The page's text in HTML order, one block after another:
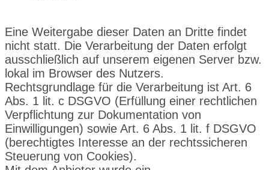
Eine Weitergabe dieser Daten an Dritte findet
nicht statt. Die Verarbeitung der Daten erfolgt
ausschließlich auf unserem eigenen Server bzw.
lokal im Browser des Nutzers.
Rechtsgrundlage für die Verarbeitung ist Art. 6
Abs. 1 lit. c DSGVO (Erfüllung einer rechtlichen
Verpflichtung zur Dokumentation von
Einwilligungen) sowie Art. 6 Abs. 1 lit. f DSGVO
(berechtigtes Interesse an der rechtssicheren
Steuerung von Cookies).